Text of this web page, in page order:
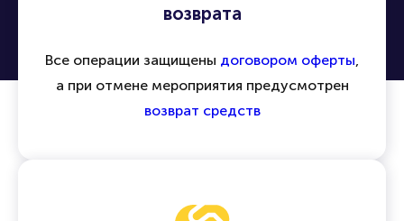
возврата
Все операции защищены договором оферты,
а при отмене мероприятия предусмотрен
возврат средств